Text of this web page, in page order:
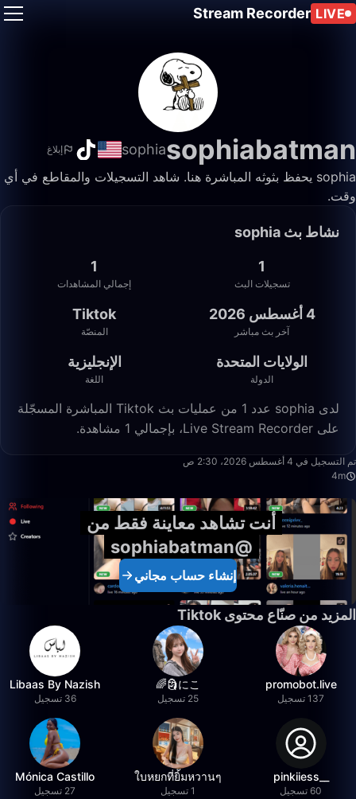
LIVE
Stream Recorder
sophiabatman
sophia إبلاغ
sophia يحفظ بثوثه المباشرة هنا. شاهد التسجيلات والمقاطع في أي
وقت.
نشاط بث sophia
1
تسجيلات البث
1
إجمالي المشاهدات
4 أغسطس 2026
آخر بث مباشر
Tiktok
المنصّة
الولايات المتحدة
الدولة
الإنجليزية
اللغة
لدى sophia عدد 1 من عمليات بث Tiktok المباشرة المسجّلة
على Live Stream Recorder، بإجمالي 1 مشاهدة.
تم التسجيل في 4 أغسطس 2026، 2:30 ص
4m
أنت تشاهد معاينة فقط من
@sophiabatman
إنشاء حساب مجاني
المزيد من صنّاع محتوى Tiktok
promobot.live
137 تسجيل
にこ🗿🌈
25 تسجيل
Libaas By Nazish
36 تسجيل
60 تسجيل
ใบหยกที่ยิ้มหวานๆ
1 تسجيل
Mónica Castillo
27 تسجيل